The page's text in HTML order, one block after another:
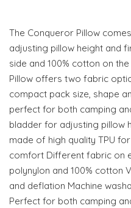
The Conqueror Pillow
adjusting pillow height and
side and 100% cotton on
Pillow offers two fabric
compact pack size, shape
perfect for both camping
bladder for adjusting pillow
made of high quality TPU
comfort Different fabric on
polynylon and 100% cotton
and deflation Machine
Perfect for both camping